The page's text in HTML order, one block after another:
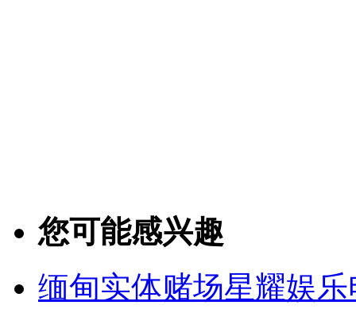
您可能感兴趣
缅甸实体赌场星耀娱